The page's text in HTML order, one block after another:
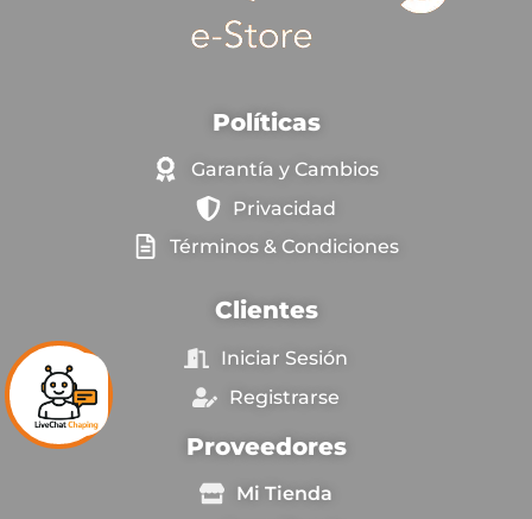
Políticas
Garantía y Cambios
Privacidad
Términos & Condiciones
Clientes
Iniciar Sesión
Registrarse
Proveedores
Mi Tienda